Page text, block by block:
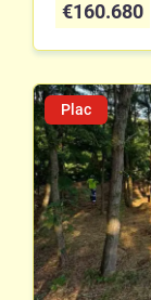
€160.680
Plac